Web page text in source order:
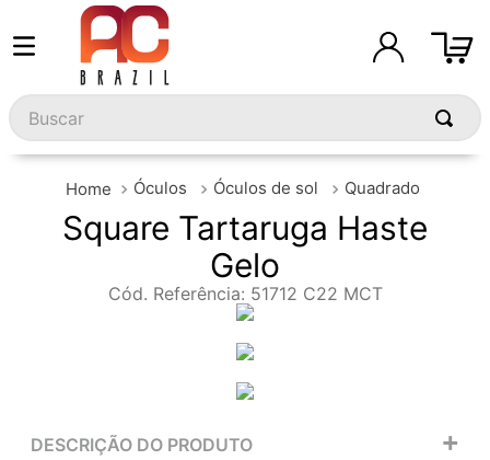
Buscar
Óculos Óculos de sol Quadrado
Square Tartaruga Haste
Gelo
Cód. Referência: 51712 C22 MCT
DESCRIÇÃO DO PRODUTO +